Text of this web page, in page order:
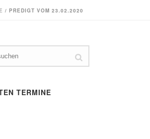
/ PREDIGT VOM 23.02.2020
TERMINE